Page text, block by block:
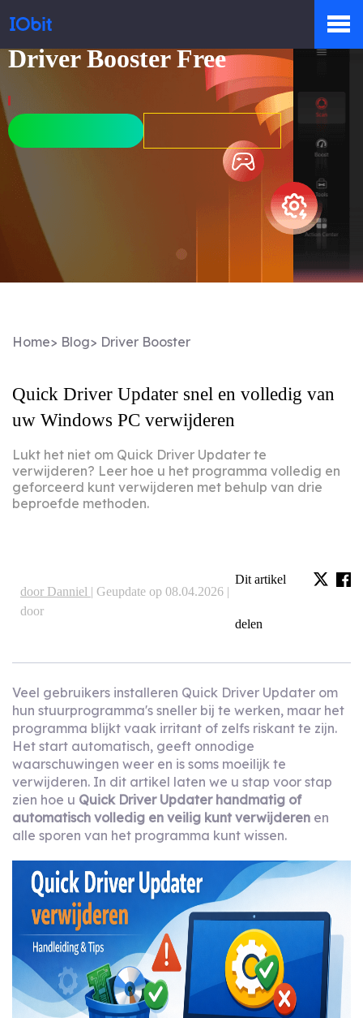
Winkel
Persruimte
Ondersteuning
Partners
Driver Booster Free
Home> Blog> Driver Booster
Quick Driver Updater snel en volledig van
uw Windows PC verwijderen
Lukt het niet om Quick Driver Updater te
verwijderen? Leer hoe u het programma volledig en
geforceerd kunt verwijderen met behulp van drie
beproefde methoden.
door Danniel | Geupdate op 08.04.2026 |
door
Dit artikel
delen
Veel gebruikers installeren Quick Driver Updater om
hun stuurprogramma's sneller bij te werken, maar het
programma blijkt vaak irritant of zelfs riskant te zijn.
Het start automatisch, geeft onnodige
waarschuwingen weer en is soms moeilijk te
verwijderen. In dit artikel laten we u stap voor stap
zien hoe u Quick Driver Updater handmatig of
automatisch volledig en veilig kunt verwijderen en
alle sporen van het programma kunt wissen.